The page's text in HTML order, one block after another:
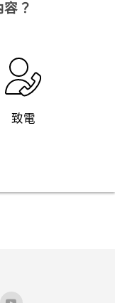
？
致電